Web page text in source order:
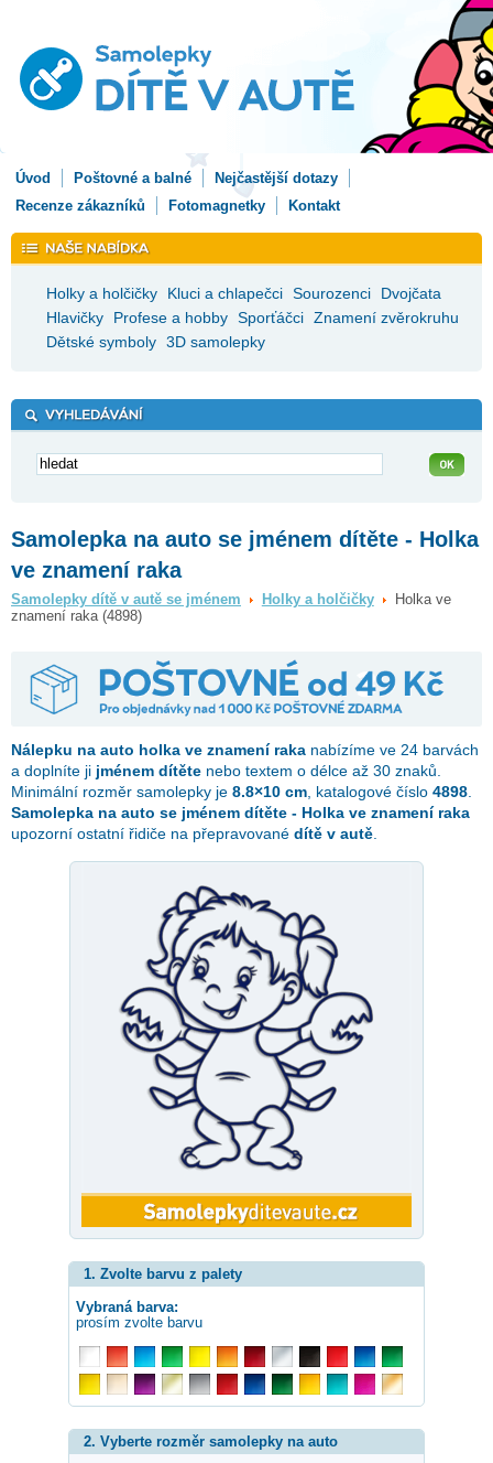
Úvod Poštovné a balné
Nejčastější dotazy
Recenze zákazníků
Fotomagnetky Kontakt
Holky a holčičky Kluci a chlapečci Sourozenci
Dvojčata
Hlavičky
Profese a hobby Sporťáčci Znamení zvěrokruhu
Dětské symboly 3D samolepky
Samolepka na auto se jménem dítěte - Holka
ve znamení raka
Samolepky dítě v autě se jménem Holky a holčičky
Holka ve
znamení raka (4898)
Nálepku na auto holka ve znamení raka nabízíme ve 24 barvách
a doplníte ji jménem dítěte nebo textem o délce až 30 znaků.
Minimální rozměr samolepky je 8.8×10 cm , katalogové číslo 4898
Samolepka na auto se jménem dítěte - Holka ve znamení raka
upozorní ostatní řidiče na přepravované dítě v autě
1. Zvolte barvu z palety
Vybraná barva:
prosím zvolte barvu
2. Vyberte rozměr samolepky na auto